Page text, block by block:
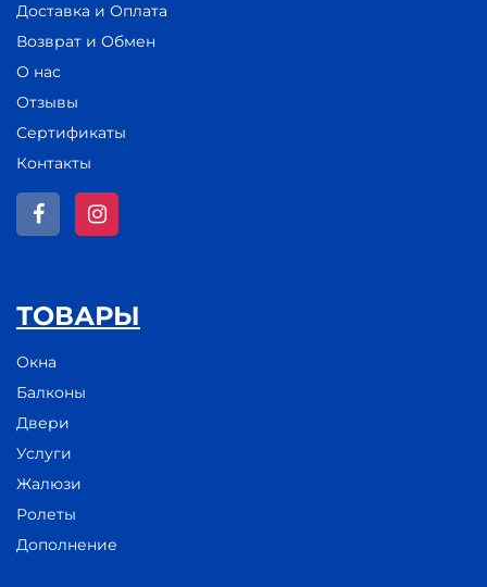
Доставка и Оплата
Возврат и Обмен
О нас
Отзывы
Сертификаты
Контакты
ТОВАРЫ
Окна
Балконы
Двери
Услуги
Жалюзи
Ролеты
Дополнение